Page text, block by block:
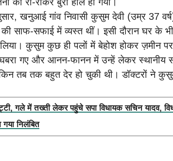
खनुआई गांव निवासी कुसुम देवी (उम्र 37
साफ-सफाई में व्यस्त थीं। इसी दौरान घर के
कुसुम कुछ ही पलों में बेहोश होकर ज़मीन पर
गए और आनन-फानन में उन्हें लेकर स्थानीय
तब तक बहुत देर हो चुकी थी। डॉक्टरों ने
गले में तख्ती लेकर पहुंचे सपा विधायक सचिन यादव,
निलंबित